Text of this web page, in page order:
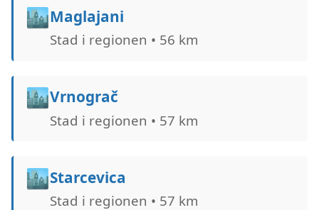
🏙️Maglajani
Stad i regionen • 56 km
🏙️Vrnograč
Stad i regionen • 57 km
🏙️Starcevica
Stad i regionen • 57 km